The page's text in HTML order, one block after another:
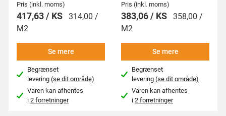
Pris (inkl. moms)
417,63 / KS
314,00 /
M2
Se mere
Begrænset
levering(se dit område)
Varen kan afhentes
i2 forretninger
Pris (inkl. moms)
383,06 / KS
358,00 /
M2
Se mere
Begrænset
levering(se dit område)
Varen kan afhentes
i2 forretninger